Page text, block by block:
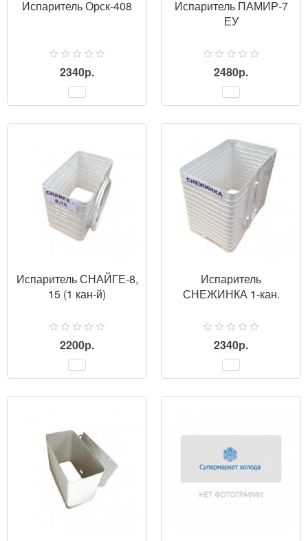
Испаритель Орск-408
2340р.
Испаритель ПАМИР-7
ЕУ
2480р.
Испаритель СНАЙГЕ-8,
15 (1 кан-й)
2200р.
Испаритель
СНЕЖИНКА 1-кан.
2340р.